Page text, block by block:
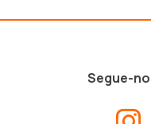
Segue-